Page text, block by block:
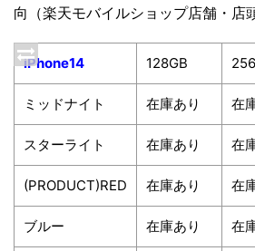
向（楽天モバイルショップ店舗・店
iPhone14 128GB
ミッドナイト 在庫あり 在
スターライト 在庫あり 在
(PRODUCT)RED 在庫あり 在
ブルー 在庫あり 在